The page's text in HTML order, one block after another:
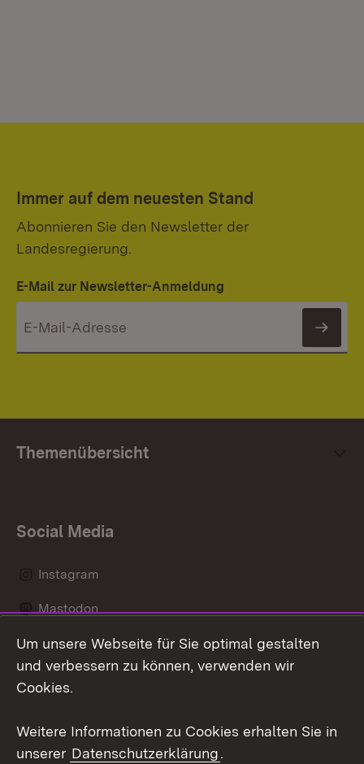
Immer auf dem neuesten Stand
Abonnieren Sie den Newsletter der
Landesregierung.
E-Mail zur Newsletter-Anmeldung
Themenübersicht
Social Media
Instagram
Mastodon
Messenger
Um unsere Webseite für Sie optimal gestalten
und verbessern zu können, verwenden wir
Cookies.
Weitere Informationen zu Cookies erhalten Sie in
unserer Datenschutzerklärung.